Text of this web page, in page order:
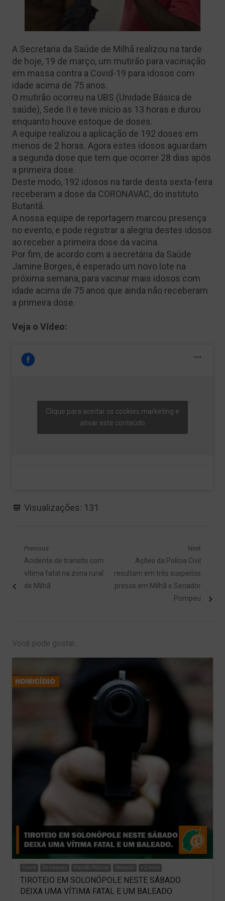
A Secretaria da Saúde de Milhã realizou na tarde
de hoje, 19 de março, um mutirão para vacinação
em massa contra a Covid-19 para idosos com
idade acima de 75 anos.
O mutirão ocorreu na UBS (Unidade Básica de
saúde), Sede II e teve início as 13 horas e durou
enquanto houve estoque de doses.
A equipe realizou a aplicação de 192 doses em
menos de 2 horas. Agora estes idosos aguardam
a segunda dose que tem que ocorrer 28 dias após
a primeira dose.
Deste modo, 192 idosos na tarde desta sexta-feira
receberam a dose da CORONAVAC, do instituto
Butantã.
A nossa equipe de reportagem marcou presença
no evento, e pode registrar a alegria destes idosos
ao receber a primeira dose da vacina.
Por fim, de acordo com a secretária da Saúde
Jamine Borges, é esperado um novo lote na
próxima semana, para vacinar mais idosos com
idade acima de 75 anos que ainda não receberam
a primeira dose.
Veja o Vídeo:
Clique para aceitar os cookies marketing e
ativar este conteúdo
Visualizações: 131
Navegação
de
Post
Previous
Previous
post:
Acidente de transito com
vítima fatal na zona rural
de Milhã
Next
Next
post:
Ações da Polícia Civil
resultam em três suspeitos
presos em Milhã e Senador
Pompeu
Você pode gostar...
Ceará Destaques Plantão Policial Redação + 2 more
TIROTEIO EM SOLONÓPOLE NESTE SÁBADO
DEIXA UMA VÍTIMA FATAL E UM BALEADO